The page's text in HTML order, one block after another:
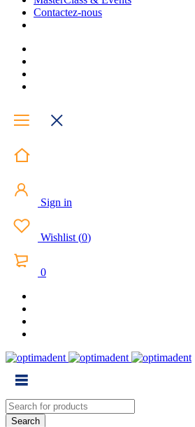
Contactez-nous
Sign in
Wishlist (0)
0